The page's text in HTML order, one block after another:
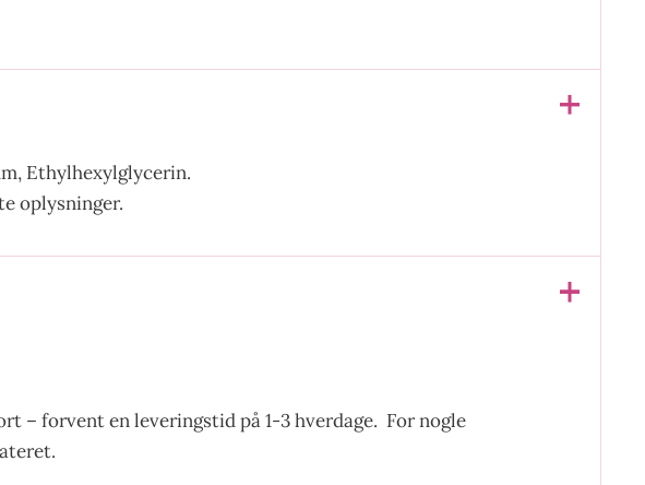
Ethylhexylglycerin.
oplysninger.
– forvent en leveringstid på 1-3 hverdage. For nogle